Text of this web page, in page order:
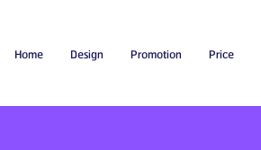
Home Design Promotion Price